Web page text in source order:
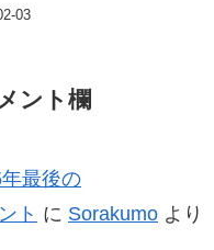
03
ント欄
最後の
ト に Sorakumo より